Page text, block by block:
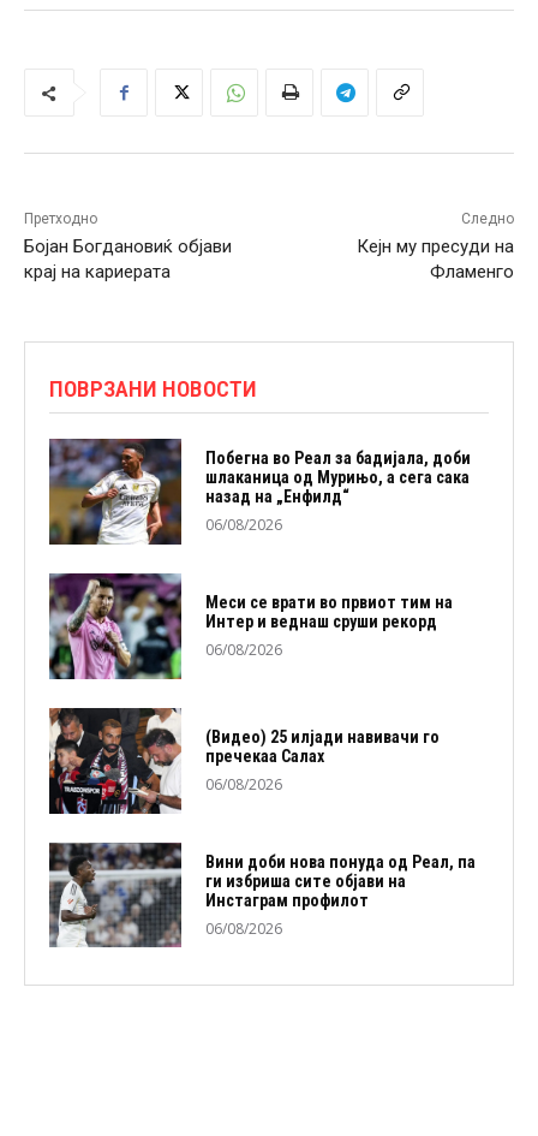
Претходно
Бојан Богдановиќ објави
крај на кариерата
Следно
Кејн му пресуди на
Фламенго
ПОВРЗАНИ НОВОСТИ
Побегна во Реал за бадијала, доби
шлаканица од Мурињо, а сега сака
назад на „Енфилд“
06/08/2026
Меси се врати во првиот тим на
Интер и веднаш сруши рекорд
06/08/2026
(Видео) 25 илјади навивачи го
пречекаа Салах
06/08/2026
Вини доби нова понуда од Реал, па
ги избриша сите објави на
Инстаграм профилот
06/08/2026